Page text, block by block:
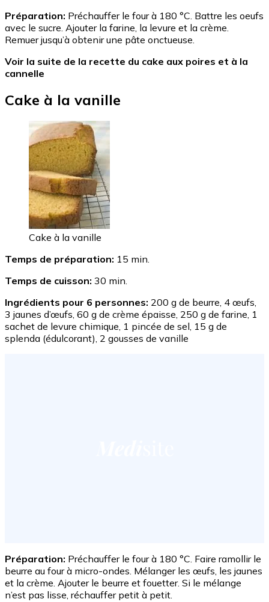
Préparation: Préchauffer le four à 180 °C. Battre les oeufs
avec le sucre. Ajouter la farine, la levure et la crème.
Remuer jusqu’à obtenir une pâte onctueuse.
Voir la suite de la recette du cake aux poires et à la
cannelle
Cake à la vanille
Cake à la vanille
Temps de préparation: 15 min.
Temps de cuisson: 30 min.
Ingrédients pour 6 personnes: 200 g de beurre, 4 œufs,
3 jaunes d’œufs, 60 g de crème épaisse, 250 g de farine, 1
sachet de levure chimique, 1 pincée de sel, 15 g de
splenda (édulcorant), 2 gousses de vanille
Préparation: Préchauffer le four à 180 °C. Faire ramollir le
beurre au four à micro-ondes. Mélanger les œufs, les jaunes
et la crème. Ajouter le beurre et fouetter. Si le mélange
n’est pas lisse, réchauffer petit à petit.